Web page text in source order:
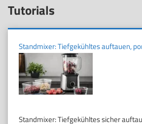
Tutorials
Standmixer: Tiefgekühltes auftauen,
Standmixer: Tiefgekühltes sicher